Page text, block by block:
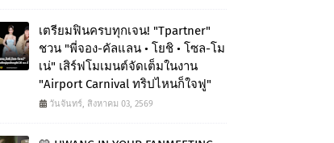
เตรียมฟินครบทุกเจน! "Tpartner"
ชวน "พี่จอง-คัลแลน • โยชิ • โซล-โม
เน่" เสิร์ฟโมเมนต์จัดเต็มในงาน
"Airport Carnival ทริปไหนก็ใจฟู"
วันจันทร์, สิงหาคม 03, 2569